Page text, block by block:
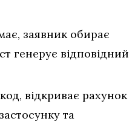
заявник обирає
генерує відповідний
відкриває рахунок
та